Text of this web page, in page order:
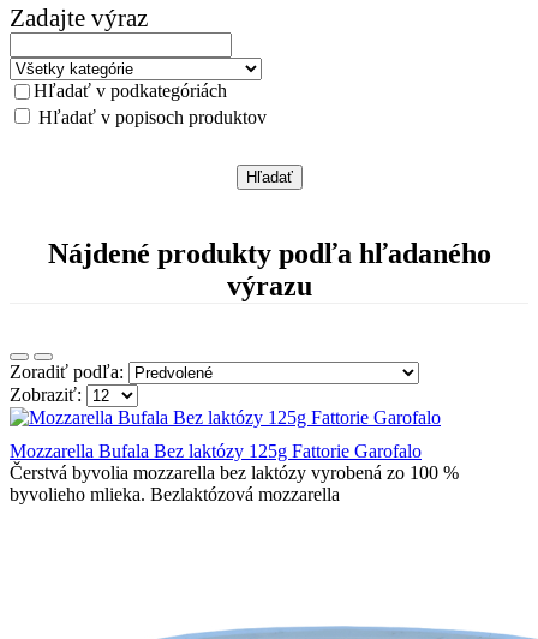
Zadajte výraz
Hľadať v podkategóriách
Hľadať v popisoch produktov
Nájdené produkty podľa hľadaného
výrazu
Zoradiť podľa:
Zobraziť:
Mozzarella Bufala Bez laktózy 125g Fattorie Garofalo
Čerstvá byvolia mozzarella bez laktózy vyrobená zo 100 %
byvolieho mlieka. Bezlaktózová mozzarella